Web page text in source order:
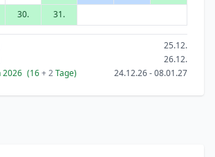
30. 31.
25.12.
26.12.
2026 (16+ 2Tage) 24.12.26 - 08.01.27